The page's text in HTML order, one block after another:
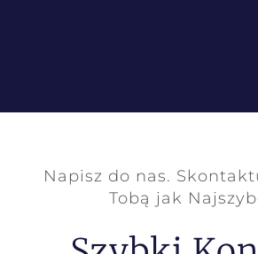
Napisz do nas.
Tobą jak